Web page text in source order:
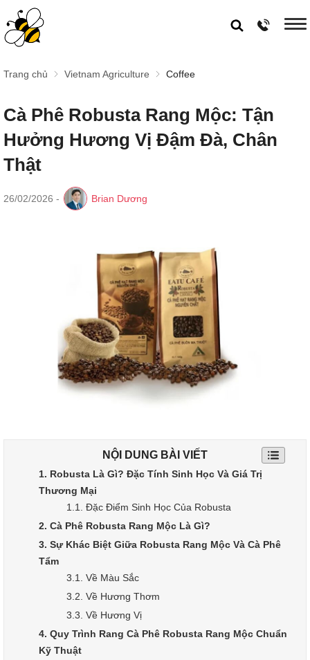
Trang chủ Vietnam Agriculture Coffee
Cà Phê Robusta Rang Mộc: Tận
Hưởng Hương Vị Đậm Đà, Chân
Thật
26/02/2026 - Brian Dương
NỘI DUNG BÀI VIẾT
1. Robusta Là Gì? Đặc Tính Sinh Học Và Giá Trị
Thương Mại
1.1. Đặc Điểm Sinh Học Của Robusta
2. Cà Phê Robusta Rang Mộc Là Gì?
3. Sự Khác Biệt Giữa Robusta Rang Mộc Và Cà Phê
Tẩm
3.1. Về Màu Sắc
3.2. Về Hương Thơm
3.3. Về Hương Vị
4. Quy Trình Rang Cà Phê Robusta Rang Mộc Chuẩn
Kỹ Thuật